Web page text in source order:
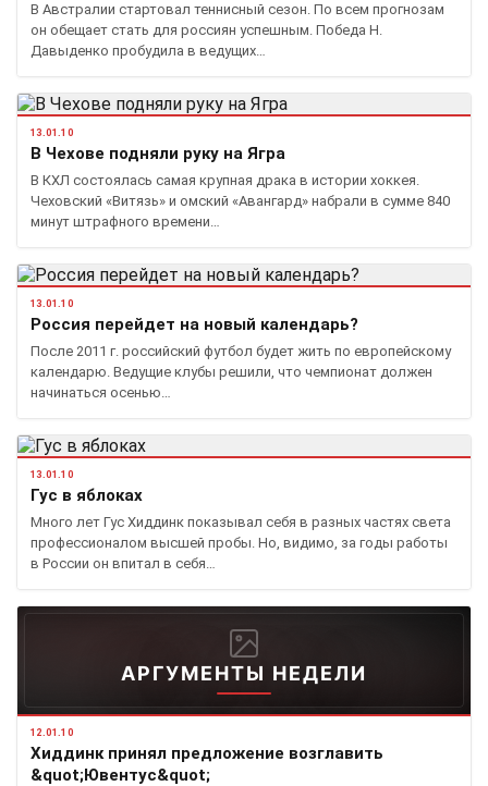
В Австралии стартовал теннисный сезон. По всем прогнозам
он обещает стать для россиян успешным. Победа Н.
Давыденко пробудила в ведущих…
13.01.10
В Чехове подняли руку на Ягра
В КХЛ состоялась самая крупная драка в истории хоккея.
Чеховский «Витязь» и омский «Авангард» набрали в сумме 840
минут штрафного времени…
13.01.10
Россия перейдет на новый календарь?
После 2011 г. российский футбол будет жить по европейскому
календарю. Ведущие клубы решили, что чемпионат должен
начинаться осенью…
13.01.10
Гус в яблоках
Много лет Гус Хиддинк показывал себя в разных частях света
профессионалом высшей пробы. Но, видимо, за годы работы
в России он впитал в себя…
АРГУМЕНТЫ НЕДЕЛИ
12.01.10
Хиддинк принял предложение возглавить
&quot;Ювентус&quot;